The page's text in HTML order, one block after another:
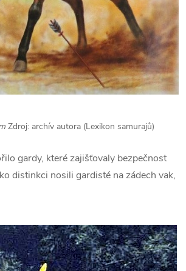
Zdroj: archív autora (Lexikon samurajů)
gardy, které zajišťovaly bezpečnost
distinkci nosili gardisté na zádech vak,